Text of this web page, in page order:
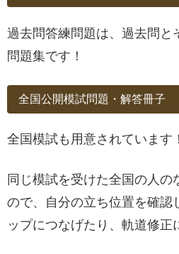
過去問答練問題は、過去問と
問題集です！
全国公開模試問題・解答冊子
全国模試も用意されています！
同じ模試を受けた全国の人の
ので、自分の立ち位置を確認
ップにつなげたり、軌道修正